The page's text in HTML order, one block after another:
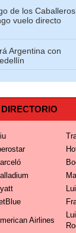
de los Caballeros
vuelo directo
Argentina con
DIRECTORIO
Airlines